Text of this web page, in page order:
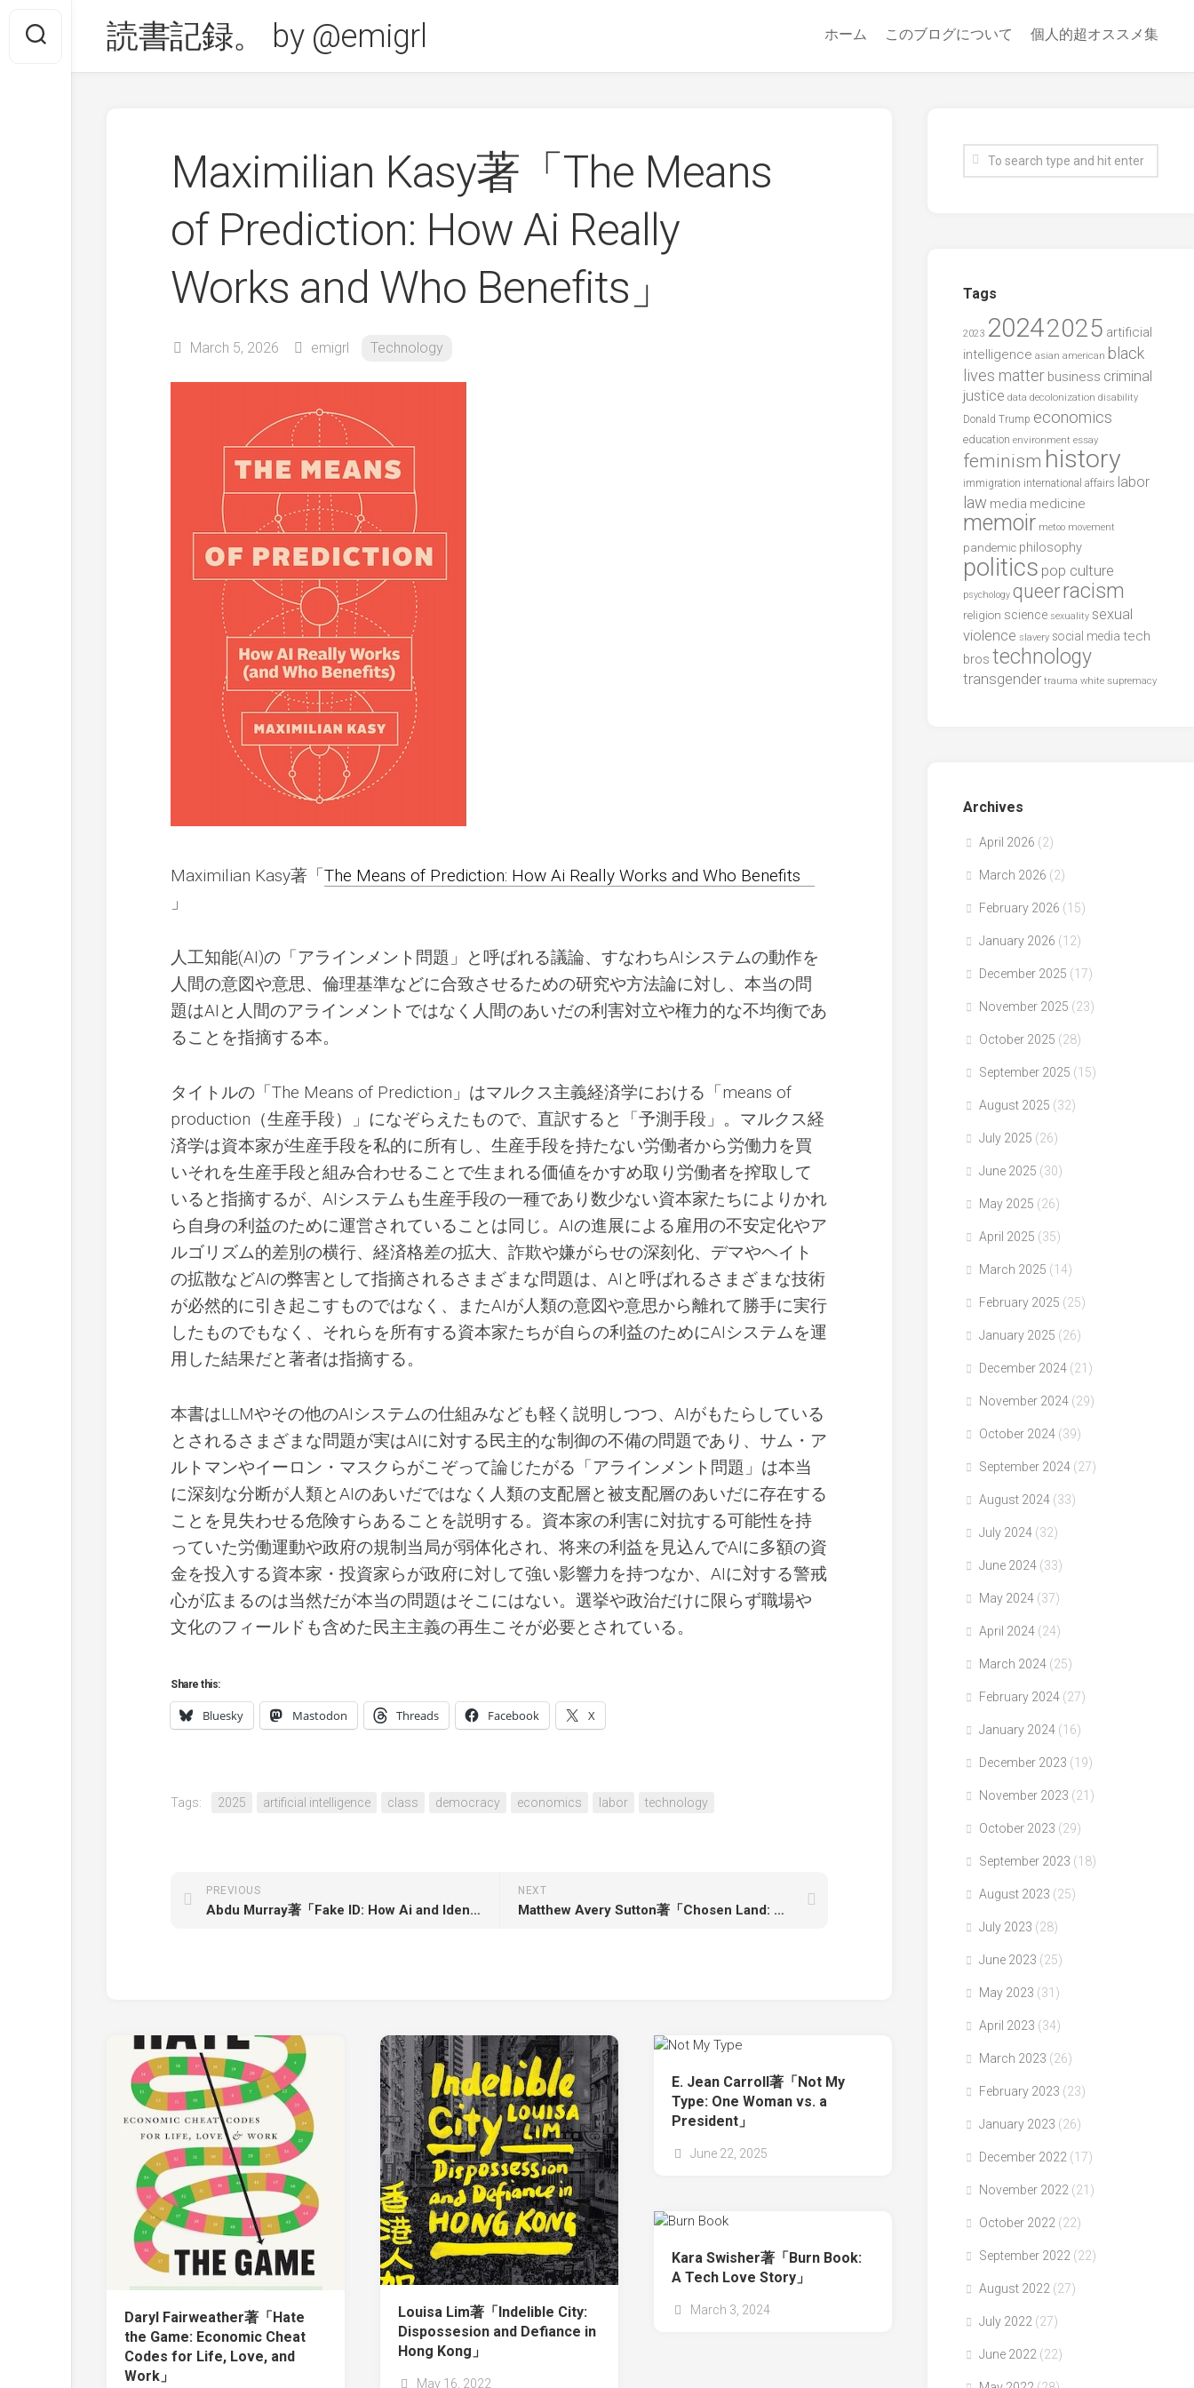
content
読書記録。 by @emigrl ホーム このブログについて 個人的超オススメ集
Maximilian Kasy著「The Means
of Prediction: How Ai Really
Works and Who Benefits」
March 5, 2026 emigrl Technology
Maximilian Kasy著「The Means of Prediction: How Ai Really Works and Who Benefits
」
人工知能(AI)の「アラインメント問題」と呼ばれる議論、すなわちAIシステムの動作を
人間の意図や意思、倫理基準などに合致させるための研究や方法論に対し、本当の問
題はAIと人間のアラインメントではなく人間のあいだの利害対立や権力的な不均衡であ
ることを指摘する本。
タイトルの「The Means of Prediction」はマルクス主義経済学における「means of
production（生産手段）」になぞらえたもので、直訳すると「予測手段」。マルクス経
済学は資本家が生産手段を私的に所有し、生産手段を持たない労働者から労働力を買
いそれを生産手段と組み合わせることで生まれる価値をかすめ取り労働者を搾取して
いると指摘するが、AIシステムも生産手段の一種であり数少ない資本家たちによりかれ
ら自身の利益のために運営されていることは同じ。AIの進展による雇用の不安定化やア
ルゴリズム的差別の横行、経済格差の拡大、詐欺や嫌がらせの深刻化、デマやヘイト
の拡散などAIの弊害として指摘されるさまざまな問題は、AIと呼ばれるさまざまな技術
が必然的に引き起こすものではなく、またAIが人類の意図や意思から離れて勝手に実行
したものでもなく、それらを所有する資本家たちが自らの利益のためにAIシステムを運
用した結果だと著者は指摘する。
本書はLLMやその他のAIシステムの仕組みなども軽く説明しつつ、AIがもたらしている
とされるさまざまな問題が実はAIに対する民主的な制御の不備の問題であり、サム・ア
ルトマンやイーロン・マスクらがこぞって論じたがる「アラインメント問題」は本当
に深刻な分断が人類とAIのあいだではなく人類の支配層と被支配層のあいだに存在する
ことを見失わせる危険すらあることを説明する。資本家の利害に対抗する可能性を持
っていた労働運動や政府の規制当局が弱体化され、将来の利益を見込んでAIに多額の資
金を投入する資本家・投資家らが政府に対して強い影響力を持つなか、AIに対する警戒
心が広まるのは当然だが本当の問題はそこにはない。選挙や政治だけに限らず職場や
文化のフィールドも含めた民主主義の再生こそが必要とされている。
Share this:
Bluesky Mastodon Threads Facebook X
Tags: 2025 artificial intelligence class democracy economics labor technology
NEXT
Matthew Avery Sutton著「Chosen Land: How Christianity Made America and Americans Remade Christianity」
PREVIOUS
Abdu Murray著「Fake ID: How Ai and Identity Ideology Are Collapsing Reality—and What to Do About It」
Daryl Fairweather著「Hate
the Game: Economic Cheat
Codes for Life, Love, and
Work」
Louisa Lim著「Indelible City:
Dispossesion and Defiance in
Hong Kong」
May 16, 2022
E. Jean Carroll著「Not My
Type: One Woman vs. a
President」
June 22, 2025
Kara Swisher著「Burn Book:
A Tech Love Story」
March 3, 2024
Tags
2023 20242025 artificial
intelligence asian american black
lives matter business criminal
justice data decolonization disability
Donald Trump economics
education environment essay
feminism history
immigration international affairs labor
law media medicine
memoir metoo movement
pandemic philosophy
politics pop culture
psychology queerracism
religion science sexuality sexual
violence slavery social media tech
bros technology
transgender trauma white supremacy
Archives
April 2026 (2)
March 2026 (2)
February 2026 (15)
January 2026 (12)
December 2025 (17)
November 2025 (23)
October 2025 (28)
September 2025 (15)
August 2025 (32)
July 2025 (26)
June 2025 (30)
May 2025 (26)
April 2025 (35)
March 2025 (14)
February 2025 (25)
January 2025 (26)
December 2024 (21)
November 2024 (29)
October 2024 (39)
September 2024 (27)
August 2024 (33)
July 2024 (32)
June 2024 (33)
May 2024 (37)
April 2024 (24)
March 2024 (25)
February 2024 (27)
January 2024 (16)
December 2023 (19)
November 2023 (21)
October 2023 (29)
September 2023 (18)
August 2023 (25)
July 2023 (28)
June 2023 (25)
May 2023 (31)
April 2023 (34)
March 2023 (26)
February 2023 (23)
January 2023 (26)
December 2022 (17)
November 2022 (21)
October 2022 (22)
September 2022 (22)
August 2022 (27)
July 2022 (27)
June 2022 (22)